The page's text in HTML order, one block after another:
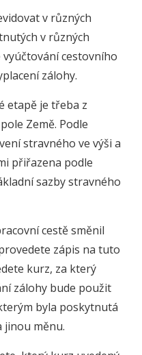
v různých
v různých
cestovního
zálohy.
etapě je třeba z
Země. Podle
stravného ve výši a
přiřazena podle
sazby stravného
cestě směnil
zápis na tuto
kurz, za který
zálohy bude použit
byla poskytnutá
jinou měnu.